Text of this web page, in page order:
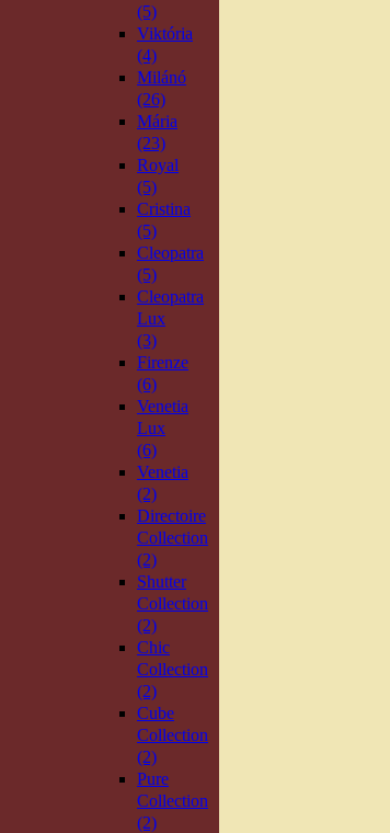
(5)
Viktória
(4)
Milánó
(26)
Mária
(23)
Royal
(5)
Cristina
(5)
Cleopatra
(5)
Cleopatra
Lux
(3)
Firenze
(6)
Venetia
Lux
(6)
Venetia
(2)
Directoire
Collection
(2)
Shutter
Collection
(2)
Chic
Collection
(2)
Cube
Collection
(2)
Pure
Collection
(2)